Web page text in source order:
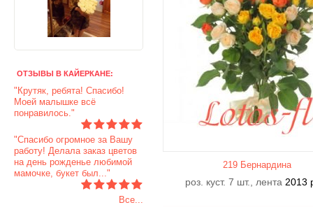
ОТЗЫВЫ В КАЙЕРКАНЕ:
"Крутяк, ребята! Спасибо!
Моей малышке всё
понравилось."
"Спасибо огромное за Вашу
работу! Делала заказ цветов
на день рожденье любимой
мамочке, букет был..."
Все...
219 Бернардина
роз. куст. 7 шт., лента 2013